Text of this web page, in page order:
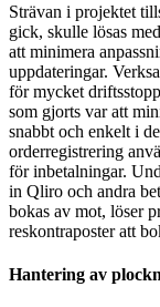
Strävan i projektet
gick, skulle lösas
att minimera
uppdateringar.
för mycket
som gjorts var att
snabbt och enkelt i
orderregistrering
för inbetalningar.
in Qliro och andra
bokas av mot, löser
reskontraposter att
Hantering av